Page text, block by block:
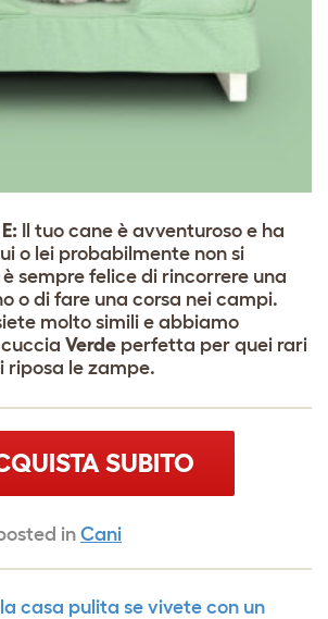
Il tuo cane è avventuroso e ha
o lei probabilmente non si
sempre felice di rincorrere una
o di fare una corsa nei campi.
molto simili e abbiamo
Verde perfetta per quei rari
riposa le zampe.
SUBITO
in Cani
casa pulita se vivete con un